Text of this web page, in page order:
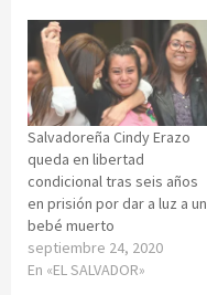
Salvadoreña Cindy Erazo
queda en libertad
condicional tras seis años
en prisión por dar a luz a un
bebé muerto
septiembre 24, 2020
En «EL SALVADOR»